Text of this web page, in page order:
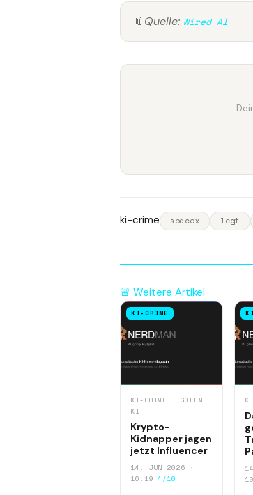
📎 Quelle: Wired AI
ki-crime spacex legt
🚨 Weitere Artikel
KI-CRIME
KI-CRIME · GOLEM
KI
Krypto-
Kidnapper jagen
jetzt Influencer
14. JUN 2026 ·
10:19 4/10